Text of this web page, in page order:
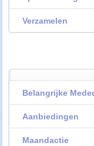
Verzamelen
Belangrijke
Aanbiedingen
Maandactie